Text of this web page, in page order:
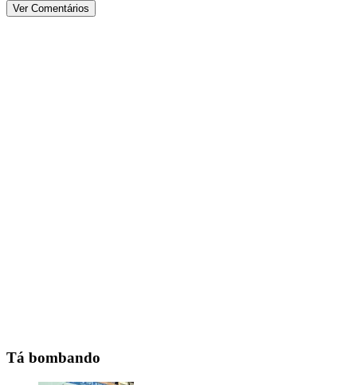
Ver Comentários
Tá bombando